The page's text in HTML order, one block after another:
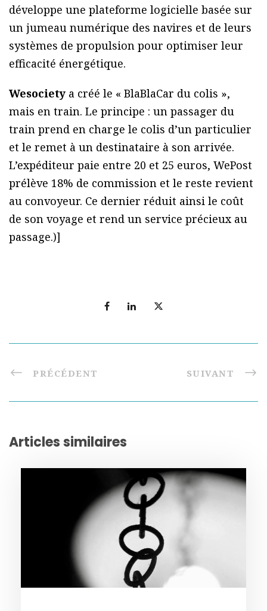
développe une plateforme logicielle basée sur
un jumeau numérique des navires et de leurs
systèmes de propulsion pour optimiser leur
efficacité énergétique.
Wesociety a créé le « BlaBlaCar du colis »,
mais en train. Le principe : un passager du
train prend en charge le colis d’un particulier
et le remet à un destinataire à son arrivée.
L’expéditeur paie entre 20 et 25 euros, WePost
prélève 18% de commission et le reste revient
au convoyeur. Ce dernier réduit ainsi le coût
de son voyage et rend un service précieux au
passage.)]
PRÉCÉDENT SUIVANT
Articles similaires